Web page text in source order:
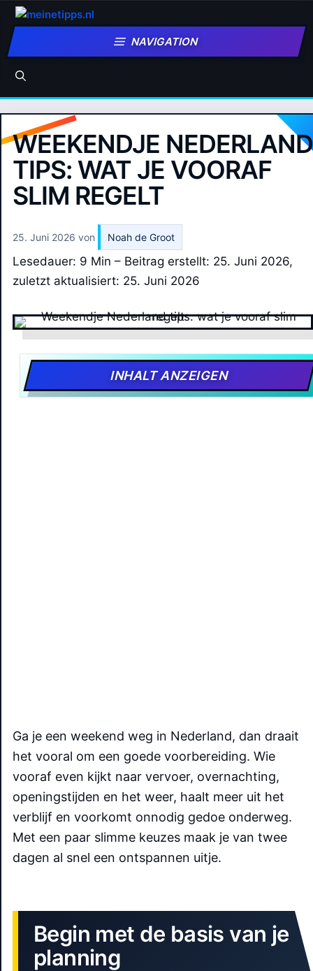
Zum
Inhalt
springen
NAVIGATION
WEEKENDJE NEDERLAND
TIPS: WAT JE VOORAF
SLIM REGELT
25. Juni 2026 von Noah de Groot
Lesedauer: 9 Min – Beitrag erstellt: 25. Juni 2026,
zuletzt aktualisiert: 25. Juni 2026
INHALT ANZEIGEN
Ga je een weekend weg in Nederland, dan draait
het vooral om een goede voorbereiding. Wie
vooraf even kijkt naar vervoer, overnachting,
openingstijden en het weer, haalt meer uit het
verblijf en voorkomt onnodig gedoe onderweg.
Met een paar slimme keuzes maak je van twee
dagen al snel een ontspannen uitje.
Begin met de basis van je
planning